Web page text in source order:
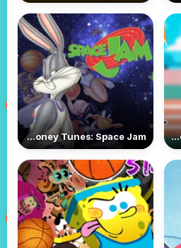
Cartoon Network: Summer Games
Looney Tunes: Space Jam